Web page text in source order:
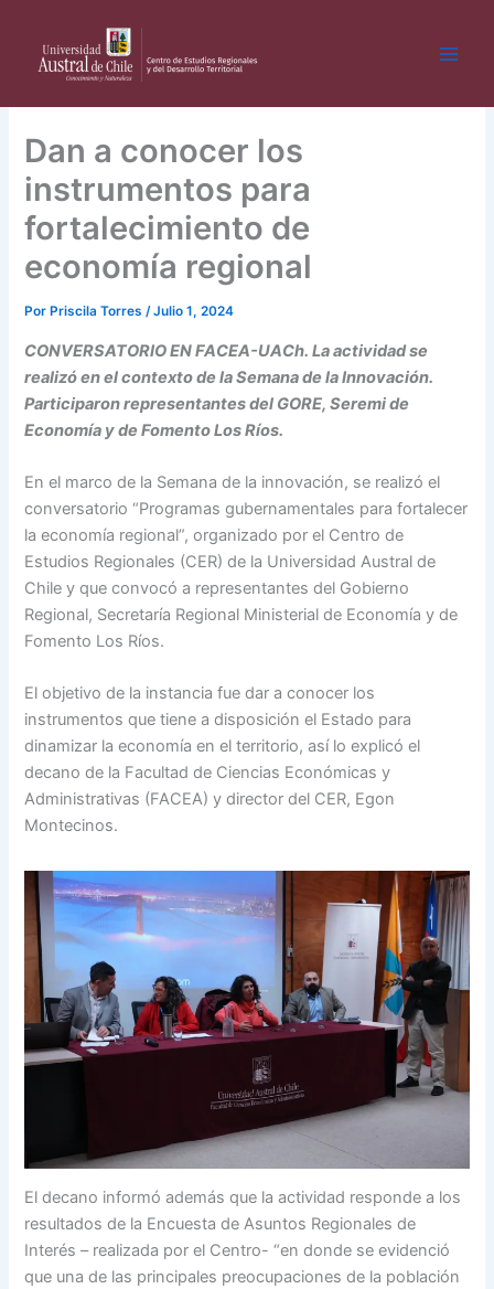
contenido
Dan a conocer los
instrumentos para
fortalecimiento de
economía regional
Por Priscila Torres/Julio 1, 2024
CONVERSATORIO EN FACEA-UACh. La actividad se
realizó en el contexto de la Semana de la Innovación.
Participaron representantes del GORE, Seremi de
Economía y de Fomento Los Ríos.
En el marco de la Semana de la innovación, se realizó el
conversatorio “Programas gubernamentales para fortalecer
la economía regional”, organizado por el Centro de
Estudios Regionales (CER) de la Universidad Austral de
Chile y que convocó a representantes del Gobierno
Regional, Secretaría Regional Ministerial de Economía y de
Fomento Los Ríos.
El objetivo de la instancia fue dar a conocer los
instrumentos que tiene a disposición el Estado para
dinamizar la economía en el territorio, así lo explicó el
decano de la Facultad de Ciencias Económicas y
Administrativas (FACEA) y director del CER, Egon
Montecinos.
El decano informó además que la actividad responde a los
resultados de la Encuesta de Asuntos Regionales de
Interés – realizada por el Centro- “en donde se evidenció
que una de las principales preocupaciones de la población